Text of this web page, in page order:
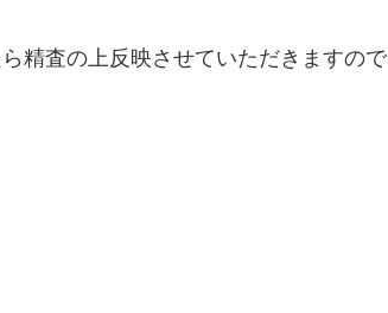
精査の上反映させていただきますので